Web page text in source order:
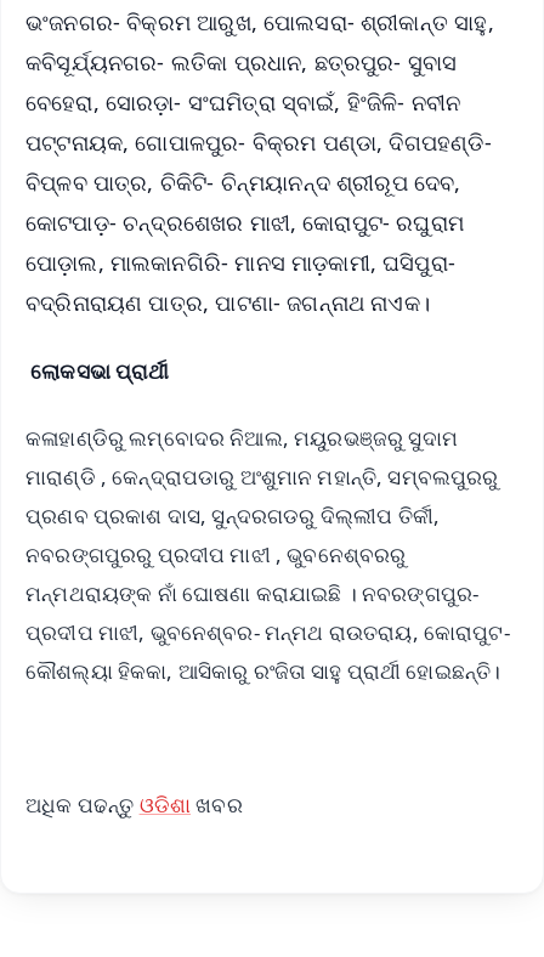
ଭଂଜନଗର- ବିକ୍ରମ ଆରୁଖ, ପୋଲସରା- ଶ୍ରୀକାନ୍ତ ସାହୁ,
କବିସୂର୍ଯ୍ୟନଗର- ଲତିକା ପ୍ରଧାନ, ଛତ୍ରପୁର- ସୁବାସ
ବେହେରା, ସୋରଡ଼ା- ସଂଘମିତ୍ରା ସ୍ବାଇଁ, ହିଂଜିଳି- ନବୀନ
ପଟ୍ଟନାୟକ, ଗୋପାଳପୁର- ବିକ୍ରମ ପଣ୍ଡା, ଦିଗପହଣ୍ଡି-
ବିପ୍ଳବ ପାତ୍ର, ଚିକିଟି- ଚିନ୍ମୟାନନ୍ଦ ଶ୍ରୀରୂପ ଦେବ,
କୋଟପାଡ଼- ଚନ୍ଦ୍ରଶେଖର ମାଝୀ, କୋରାପୁଟ- ରଘୁରାମ
ପୋଡ଼ାଲ, ମାଲକାନଗିରି- ମାନସ ମାଡ଼କାମୀ, ଘସିପୁରା-
ବଦ୍ରିନାରାୟଣ ପାତ୍ର, ପାଟଣା- ଜଗନ୍ନାଥ ନାଏକ।
ଲୋକସଭା ପ୍ରାର୍ଥୀ
କଳାହାଣ୍ଡିରୁ ଲମ୍ବୋଦର ନିଆଲ, ମୟୁରଭଞ୍ଜରୁ ସୁଦାମ
ମାରାଣ୍ଡି , କେନ୍ଦ୍ରାପଡାରୁ ଅଂଶୁମାନ ମହାନ୍ତି, ସମ୍ବଲପୁରରୁ
ପ୍ରଣବ ପ୍ରକାଶ ଦାସ, ସୁନ୍ଦରଗଡରୁ ଦିଲ୍ଲୀପ ତିର୍କୀ,
ନବରଙ୍ଗପୁରରୁ ପ୍ରଦୀପ ମାଝୀ , ଭୁବନେଶ୍ବରରୁ
ମନ୍ମଥରାୟଙ୍କ ନାଁ ଘୋଷଣା କରାଯାଇଛି । ନବରଙ୍ଗପୁର-
ପ୍ରଦୀପ ମାଝୀ, ଭୁବନେଶ୍ବର- ମନ୍ମଥ ରାଉତରାୟ, କୋରାପୁଟ-
କୌଶଲ୍ୟା ହିକକା, ଆସିକାରୁ ରଂଜିତା ସାହୁ ପ୍ରାର୍ଥୀ ହୋଇଛନ୍ତି।
ଅଧିକ ପଢନ୍ତୁ ଓଡିଶା ଖବର